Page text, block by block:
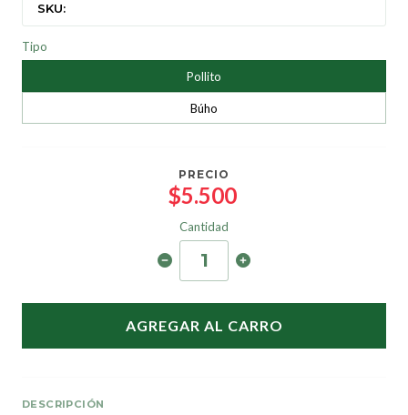
SKU:
Tipo
Pollito
Búho
PRECIO
$5.500
Cantidad
AGREGAR AL CARRO
DESCRIPCIÓN